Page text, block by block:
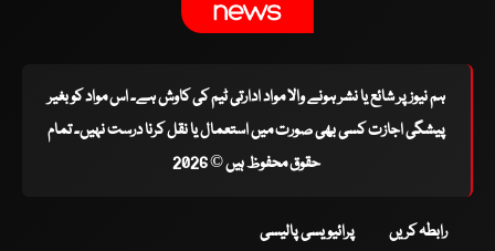
ہم نیوز پر شائع یا نشر ہونے والا مواد ادارتی ٹیم کی کاوش ہے۔ اس مواد کو بغیر
پیشگی اجازت کسی بھی صورت میں استعمال یا نقل کرنا درست نہیں۔ تمام
حقوق محفوظ ہیں © 2026
رابطہ کریں پرائیویسی پالیسی